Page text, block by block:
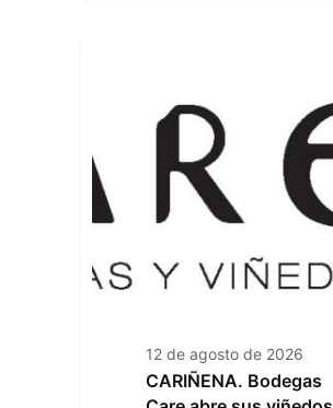
12 de agosto de 2026
CARIÑENA. Bodegas